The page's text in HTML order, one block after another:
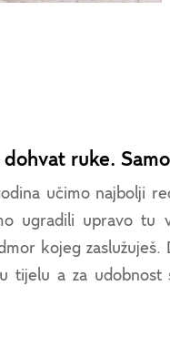
ruke.
učimo najbolji
ugradili upravo tu
kojeg zaslužuješ.
tijelu a za